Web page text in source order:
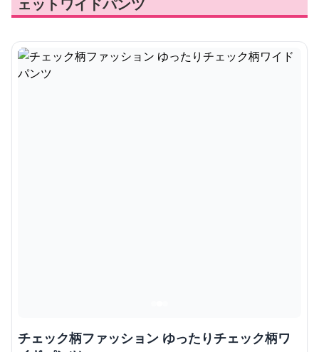
ェットワイドパンツ
チェック柄ファッション ゆったりチェック柄ワ